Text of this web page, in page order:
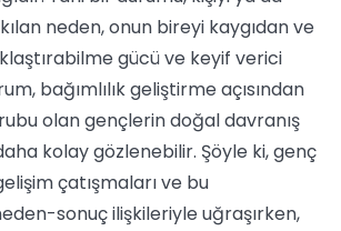
neden, onun bireyi kaygıdan ve
gücü ve keyif verici
bağımlılık geliştirme açısından
olan gençlerin doğal davranış
kolay gözlenebilir. Şöyle ki, genç
çatışmaları ve bu
sonuç ilişkileriyle uğraşırken,